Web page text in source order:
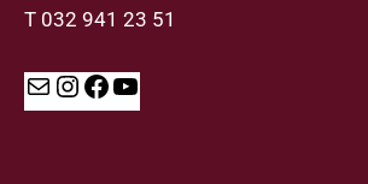
T 032 941 23 51
MailInstagram
Facebook